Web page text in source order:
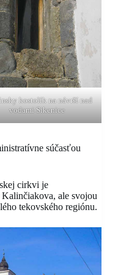
kostolík na návrší nad
vodami Sikenice
súčasťou
cirkvi je
ale svojou
tekovského regiónu.